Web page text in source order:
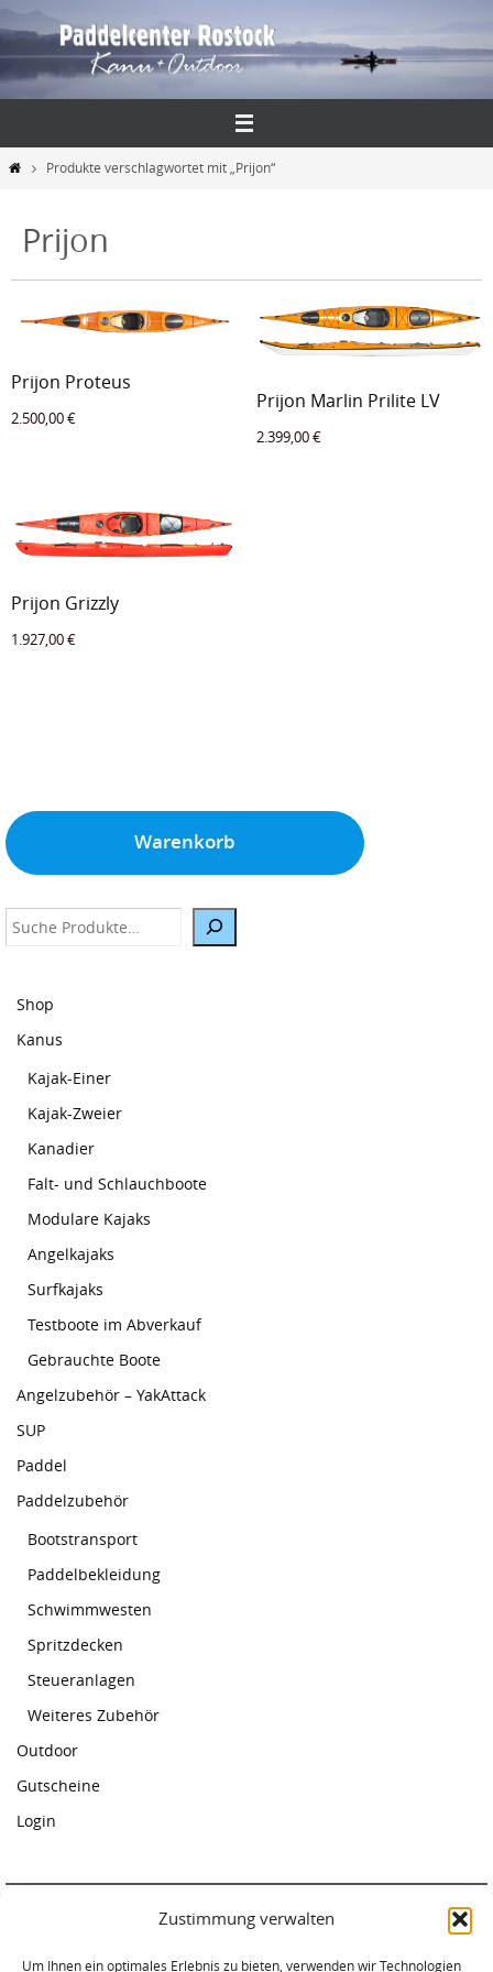
Zustimmung verwalten
Um Ihnen ein optimales Erlebnis zu bieten, verwenden wir Technologien
Inhalt
springen
StartProdukte verschlagwortet mit „Prijon“
Prijon
Prijon Proteus
2.500,00€
Prijon Marlin Prilite LV
2.399,00€
Prijon Grizzly
1.927,00€
Warenkorb
Suche
Shop
Kanus
Kajak-Einer
Kajak-Zweier
Kanadier
Falt- und Schlauchboote
Modulare Kajaks
Angelkajaks
Surfkajaks
Testboote im Abverkauf
Gebrauchte Boote
Angelzubehör – YakAttack
SUP
Paddel
Paddelzubehör
Bootstransport
Paddelbekleidung
Schwimmwesten
Spritzdecken
Steueranlagen
Weiteres Zubehör
Outdoor
Gutscheine
Login
Am Warnowufer 59